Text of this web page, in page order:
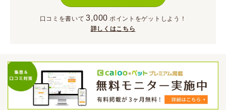
口コミを書いて 3,000 ポイント をゲットしよう！
詳しくはこちら